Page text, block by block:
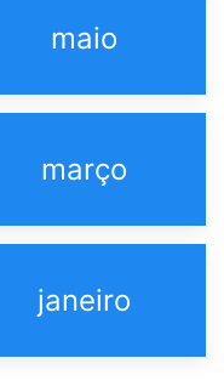
maio
março
janeiro